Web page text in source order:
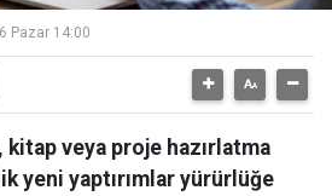
Pazar 14:00
kitap veya proje hazırlatma
yeni yaptırımlar yürürlüğe